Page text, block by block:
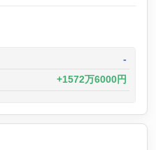
-
1572万6000円